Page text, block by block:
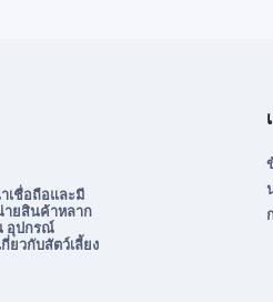
เชื่อถือและมี
ายสินค้าหลาก
อุปกรณ์
วกับสัตว์เลี้ยง